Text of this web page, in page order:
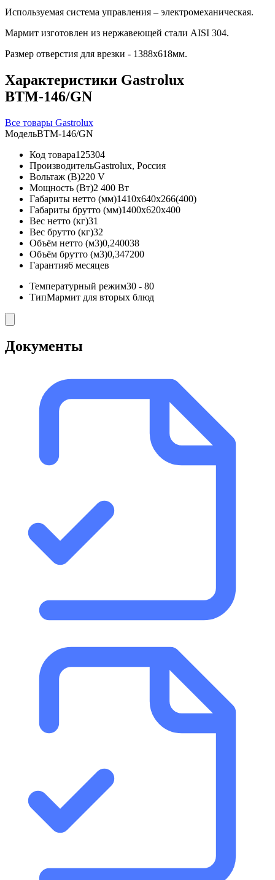
Используемая система управления – электромеханическая.
Мармит изготовлен из нержавеющей стали AISI 304.
Размер отверстия для врезки - 1388х618мм.
Характеристики Gastrolux
ВТМ-146/GN
Все товары Gastrolux
МодельВТМ-146/GN
Код товара125304
ПроизводительGastrolux, Россия
Вольтаж (В)220 V
Мощность (Вт)2 400 Вт
Габариты нетто (мм)1410x640x266(400)
Габариты брутто (мм)1400x620x400
Вес нетто (кг)31
Вес брутто (кг)32
Объём нетто (м3)0,240038
Объём брутто (м3)0,347200
Гарантия6 месяцев
Температурный режим30 - 80
ТипМармит для вторых блюд
Документы